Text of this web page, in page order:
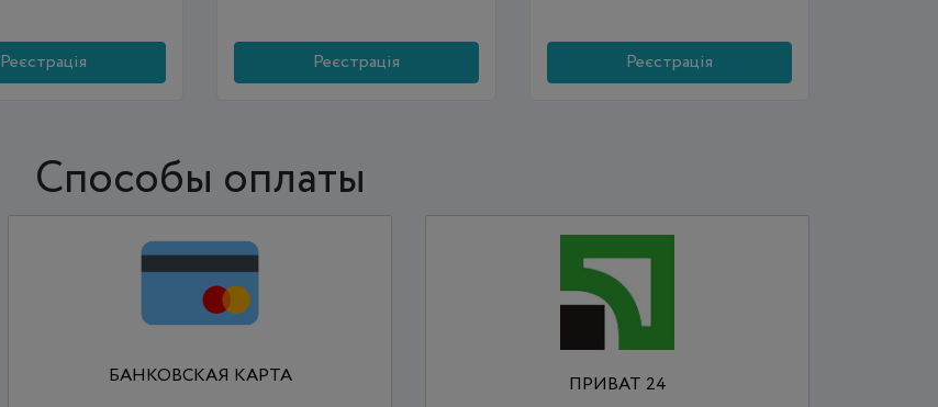
Реєстрація Реєстрація Реєстрація
Способы оплаты
БАНКОВСКАЯ КАРТА
ПРИВАТ 24